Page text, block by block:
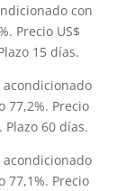
con
Precio US$
15 días.
acondicionado
77,2%. Precio
Plazo 60 días.
acondicionado
77,1%. Precio